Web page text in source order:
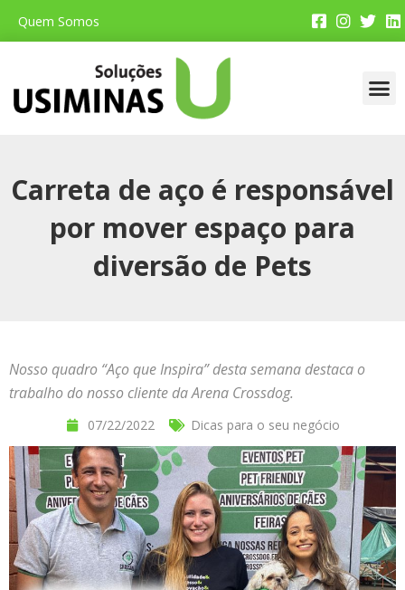
Quem Somos
Carreta de aço é responsável
por mover espaço para
diversão de Pets
Nosso quadro “Aço que Inspira” desta semana destaca o
trabalho do nosso cliente da Arena Crossdog.
07/22/2022 Dicas para o seu negócio